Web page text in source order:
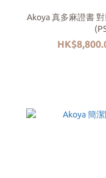
Akoya 真多麻證書